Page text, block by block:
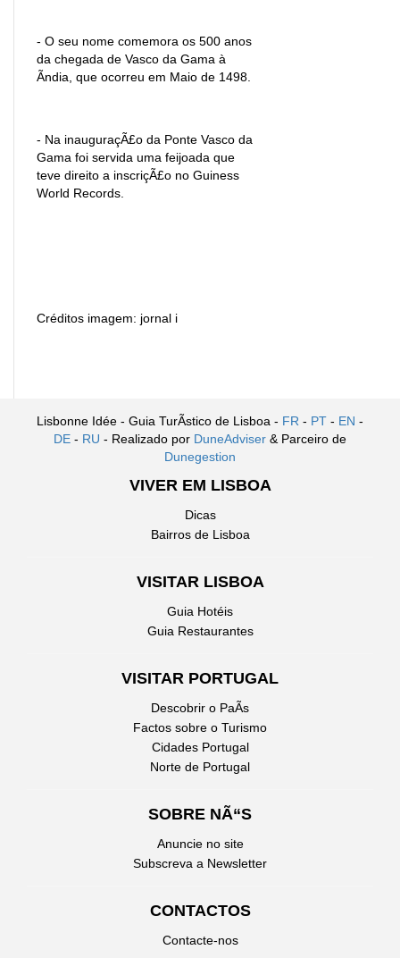
- O seu nome comemora os 500 anos
da chegada de Vasco da Gama à
Ãndia, que ocorreu em Maio de 1498.
- Na inauguraçÃ£o da Ponte Vasco da
Gama foi servida uma feijoada que
teve direito a inscriçÃ£o no Guiness
World Records.
Créditos imagem: jornal i
Lisbonne Idée - Guia TurÃ­stico de Lisboa - FR - PT - EN -
DE - RU - Realizado por DuneAdviser & Parceiro de
Dunegestion
VIVER EM LISBOA
Dicas
Bairros de Lisboa
VISITAR LISBOA
Guia Hotéis
Guia Restaurantes
VISITAR PORTUGAL
Descobrir o PaÃ­s
Factos sobre o Turismo
Cidades Portugal
Norte de Portugal
SOBRE NÃ“S
Anuncie no site
Subscreva a Newsletter
CONTACTOS
Contacte-nos